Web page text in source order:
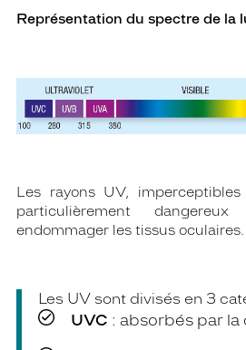
Représentation du spectre de la
Les rayons UV,
particulièrement
endommager les tissus oculaires.
Les UV sont divisés en 3
UVC : absorbés par la